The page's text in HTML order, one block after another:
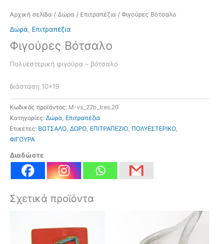
Αρχική σελίδα / Δώρα / Επιτραπέζια / Φιγούρες Βότσαλο
Δώρα, Επιτραπέζια
Φιγούρες Βότσαλο
Πολυεστερική φιγούρα – βότσαλο
διάσταση 10*19
Κωδικός προϊόντος: Μ-vs_22b_lres.20
Κατηγορίες: Δώρα Επιτραπέζια
Ετικέτες: ΒΟΤΣΑΛΟ ΔΩΡΟ ΕΠΙΤΡΑΠΕΖΙΟ ΠΟΛΥΕΣΤΕΡΙΚΟ
ΦΙΓΟΥΡΑ
Διαδώστε
Σχετικά προϊόντα